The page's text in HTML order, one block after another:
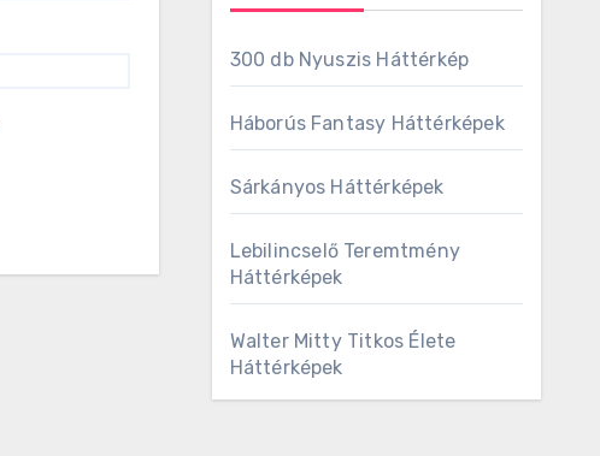
300 db Nyuszis Háttérkép
Háborús Fantasy Háttérképek
Sárkányos Háttérképek
Lebilincselő Teremtmény
Háttérképek
Walter Mitty Titkos Élete
Háttérképek